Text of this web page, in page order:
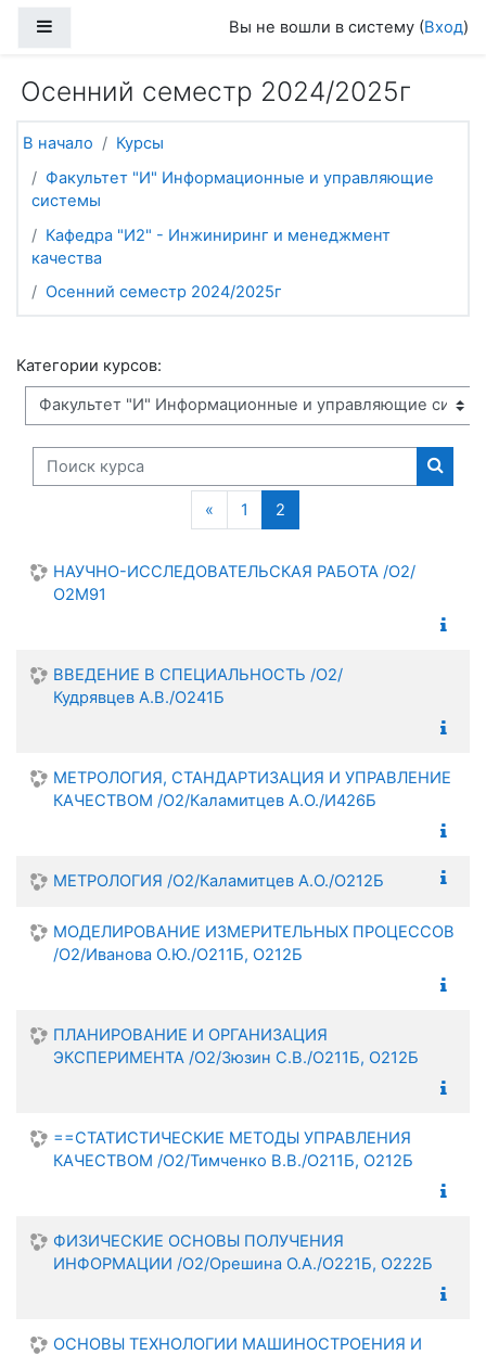
Вы не вошли в систему (Вход)
Осенний семестр 2024/2025г
В начало
Курсы
Факультет "И" Информационные и управляющие
системы
Кафедра "И2" - Инжиниринг и менеджмент
качества
Осенний семестр 2024/2025г
Категории курсов:
Поиск курса
Поиск
«Предыдущая страница
1 2(текущая)
НАУЧНО-ИССЛЕДОВАТЕЛЬСКАЯ РАБОТА /О2/
О2М91
ВВЕДЕНИЕ В СПЕЦИАЛЬНОСТЬ /О2/
Кудрявцев А.В./О241Б
МЕТРОЛОГИЯ, СТАНДАРТИЗАЦИЯ И УПРАВЛЕНИЕ
КАЧЕСТВОМ /О2/Каламитцев А.О./И426Б
МЕТРОЛОГИЯ /О2/Каламитцев А.О./О212Б
МОДЕЛИРОВАНИЕ ИЗМЕРИТЕЛЬНЫХ ПРОЦЕССОВ
/О2/Иванова О.Ю./О211Б, О212Б
ПЛАНИРОВАНИЕ И ОРГАНИЗАЦИЯ
ЭКСПЕРИМЕНТА /О2/Зюзин С.В./О211Б, О212Б
==СТАТИСТИЧЕСКИЕ МЕТОДЫ УПРАВЛЕНИЯ
КАЧЕСТВОМ /О2/Тимченко В.В./О211Б, О212Б
ФИЗИЧЕСКИЕ ОСНОВЫ ПОЛУЧЕНИЯ
ИНФОРМАЦИИ /О2/Орешина О.А./О221Б, О222Б
ОСНОВЫ ТЕХНОЛОГИИ МАШИНОСТРОЕНИЯ И